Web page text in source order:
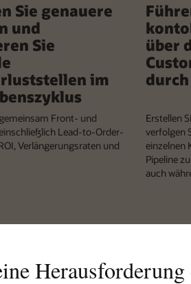
Sie genauere
und
Sie
im
Front- und
Lead-to-Order-
Verlängerungsraten und
über
durch
Erstellen
verfolgen
einzelnen
Pipeline
auch
Herausforderung